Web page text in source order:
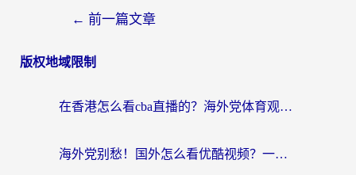
← 前一篇文章
版权地域限制
在香港怎么看cba直播的？海外党体育观赛终极指南：告别版权限制，畅享中文解说
海外党别愁！国外怎么看优酷视频？一招解决追剧、看直播难题